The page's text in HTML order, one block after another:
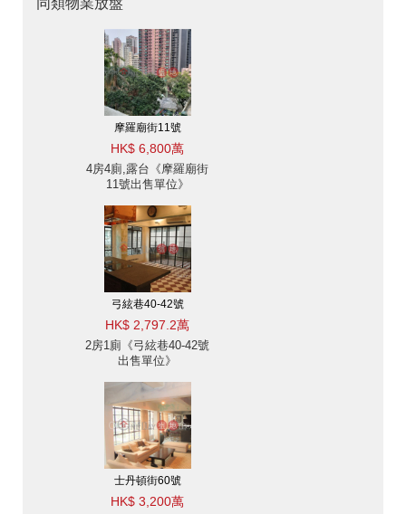
同類物業放盤
摩羅廟街11號
HK$ 6,800萬
4房4廁,露台《摩羅廟街
11號出售單位》
弓絃巷40-42號
HK$ 2,797.2萬
2房1廁《弓絃巷40-42號
出售單位》
士丹頓街60號
HK$ 3,200萬